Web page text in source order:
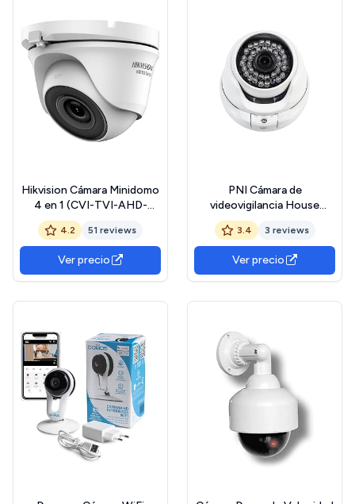
Hikvision Cámara Minidomo
4 en 1 (CVI-TVI-AHD-
Analógico) 5Mpx
4.2 51 reviews
Ver precio
PNI Cámara de
videovigilancia House
AHD25 de 5 MP, Domo,
Lente de 3,6 mm, 36 LED IR,
Exterior o Interior, IP66
3.4 3 reviews
Ver precio